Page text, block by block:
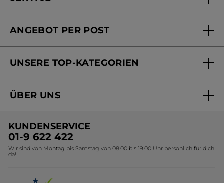
Mein Konto
Online Preisliste
ANGEBOT PER POST
Versandhandel Preisliste
UNSERE TOP-KATEGORIEN
Black Friday Yves Rocher
Geschenkideen Yves Rocher
Kollektion Monoi Yves Rocher
ÜBER UNS
Umweltstiftung YR
Affiliate Programm
KUNDENSERVICE
01-9 622 422
Wir sind von Montag bis Samstag von 08.00 bis 19.00 Uhr persönlich für dich
da!